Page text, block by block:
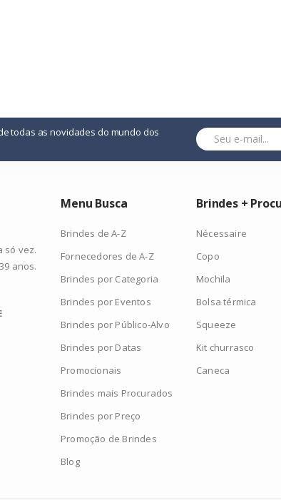
todas as novidades do mundo dos
só vez.
anos.
Menu Busca
Brindes de A-Z
Fornecedores de A-Z
Brindes por Categoria
Brindes por Eventos
Brindes por Público-Alvo
Brindes por Datas
Promocionais
Brindes mais Procurados
Brindes por Preço
Promoção de Brindes
Blog
Brindes +
Nécessaire
Copo
Mochila
Bolsa térmica
Squeeze
Kit churrasco
Caneca